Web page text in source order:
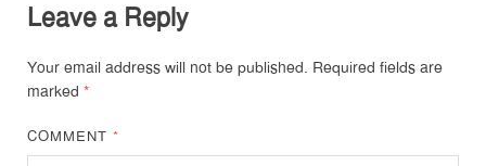
Leave a Reply
Your email address will not be published. Required fields are
marked *
COMMENT*